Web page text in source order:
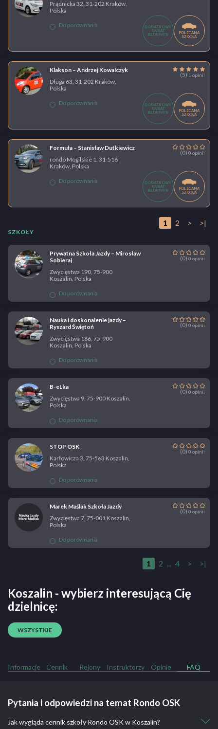
Prądnicka 32, 31-202 Kraków,
Polska
Do porównania
DODATKOWY
RABAT
BEDRIVER
POLECANA
SZKOŁA
Klakson – Andrzej Kowalczyk
(5) 1 opinii
Długa 63, 31-202 Kraków,
Polska
Do porównania
DODATKOWY
RABAT
BEDRIVER
POLECANA
SZKOŁA
Formuła – Stanisław Dutkiewicz
(0) 0 opinii
rondo Mogilskie 1, 31-516
Kraków, Polska
Do porównania
DODATKOWY
RABAT
BEDRIVER
POLECANA
SZKOŁA
1 2 > >|
SZKOŁY
Prywatna Szkoła Jazdy – Mirosław
Sobieraj
(0) 0 opinii
Zwycięstwa 190, 75-900
Koszalin, Polska
Do porównania
Nauka i doskonalenie jazdy –
Ryszard Świętoń
(0) 0 opinii
Zwycięstwa 186, 75-900
Koszalin, Polska
Do porównania
B-eLka
(0) 0 opinii
Zwycięstwa 9, 75-900 Koszalin,
Polska
Do porównania
STOP OSK
(0) 0 opinii
Karłowicza 3, 75-563 Koszalin,
Polska
Do porównania
Marek Maślak Szkoła Jazdy
(0) 0 opinii
Zwycięstwa 7, 75-001 Koszalin,
Polska
Do porównania
1 2 ... 4 > >|
Koszalin - wybierz interesującą Cię
dzielnicę:
WSZYSTKIE
Informacje Cennik Rejony Instruktorzy Opinie FAQ
Pytania i odpowiedzi na temat Rondo OSK
Jak wygląda cennik szkoły Rondo OSK w Koszalin?